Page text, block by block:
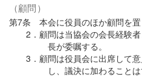
（顧問）
第7条 本会に役員のほか顧問を置
2．顧問は当協会の会長経験
長が委嘱する。
3．顧問は役員会に出席して
し、議決に加わることは